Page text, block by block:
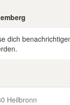
dich
Heilbronn